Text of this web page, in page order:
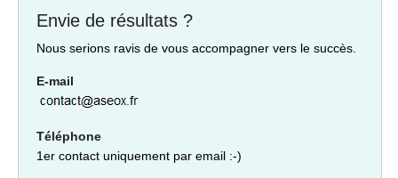
Envie de résultats ?
Nous serions ravis de vous accompagner vers le succès.
E-mail
Téléphone
1er contact uniquement par email :-)